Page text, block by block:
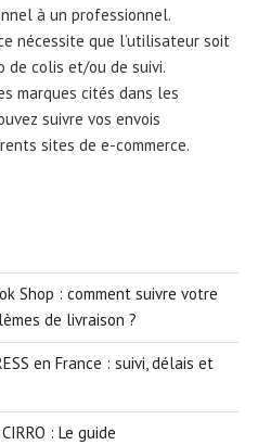
à un professionnel.
nécessite que l’utilisateur soit
de colis et/ou de suivi.
marques cités dans les
suivre vos envois
sites de e-commerce.
Shop : comment suivre votre
de livraison ?
en France : suivi, délais et
: Le guide